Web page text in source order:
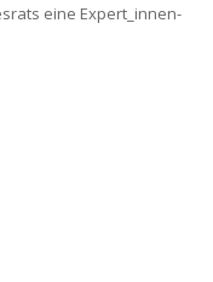
eine Expert_innen-